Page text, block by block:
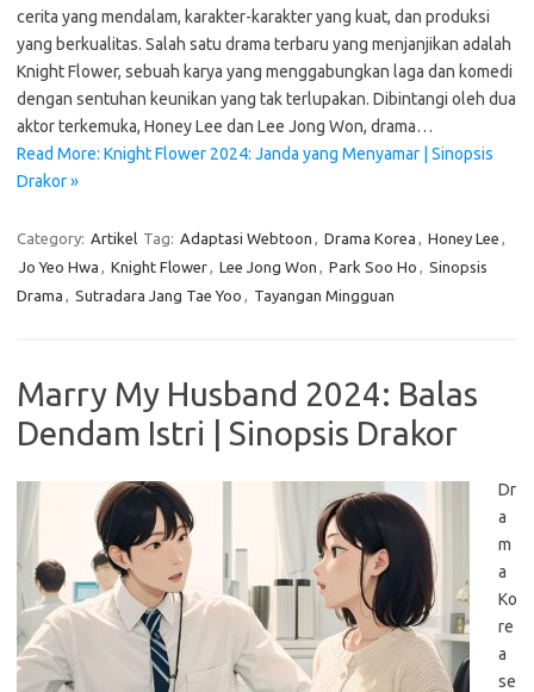
cerita yang mendalam, karakter-karakter yang kuat, dan produksi
yang berkualitas. Salah satu drama terbaru yang menjanjikan adalah
Knight Flower, sebuah karya yang menggabungkan laga dan komedi
dengan sentuhan keunikan yang tak terlupakan. Dibintangi oleh dua
aktor terkemuka, Honey Lee dan Lee Jong Won, drama…
Read More: Knight Flower 2024: Janda yang Menyamar | Sinopsis
Drakor »
Category: Artikel Tag: Adaptasi Webtoon , Drama Korea , Honey Lee ,
Jo Yeo Hwa , Knight Flower, Lee Jong Won , Park Soo Ho , Sinopsis
Drama , Sutradara Jang Tae Yoo , Tayangan Mingguan
Marry My Husband 2024: Balas
Dendam Istri | Sinopsis Drakor
Dr
a
m
a
Ko
re
a
se